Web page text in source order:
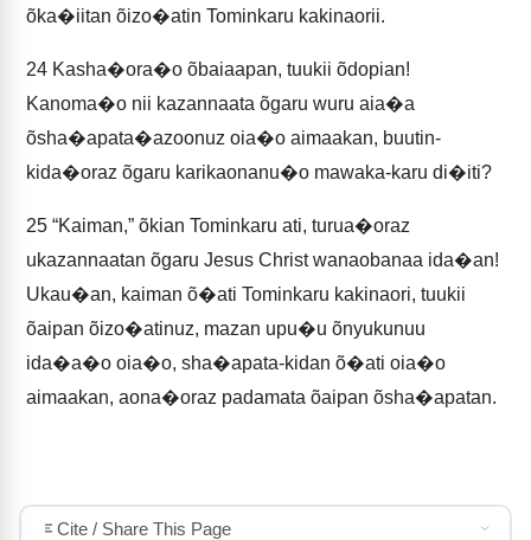
õka�iitan õizo�atin Tominkaru kakinaorii.
24 Kasha�ora�o õbaiaapan, tuukii õdopian!
Kanoma�o nii kazannaata õgaru wuru aia�a
õsha�apata�azoonuz oia�o aimaakan, buutin-
kida�oraz õgaru karikaonanu�o mawaka-karu di�iti?
25 “Kaiman,” õkian Tominkaru ati, turua�oraz
ukazannaatan õgaru Jesus Christ wanaobanaa ida�an!
Ukau�an, kaiman õ�ati Tominkaru kakinaori, tuukii
õaipan õizo�atinuz, mazan upu�u õnyukunuu
ida�a�o oia�o, sha�apata-kidan õ�ati oia�o
aimaakan, aona�oraz padamata õaipan õsha�apatan.
Cite / Share This Page